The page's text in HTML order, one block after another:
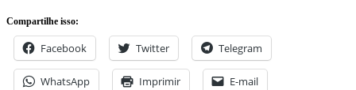
Compartilhe isso:
Facebook Twitter Telegram
WhatsApp Imprimir E-mail